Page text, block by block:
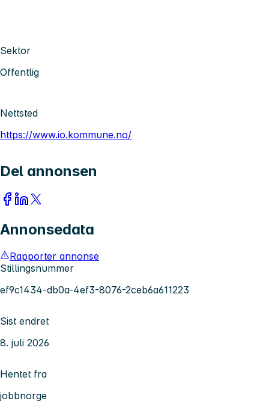
Sektor
Offentlig
Nettsted
https://www.io.kommune.no/
Del annonsen
Annonsedata
Rapporter annonse
Stillingsnummer
ef9c1434-db0a-4ef3-8076-2ceb6a611223
Sist endret
8. juli 2026
Hentet fra
jobbnorge